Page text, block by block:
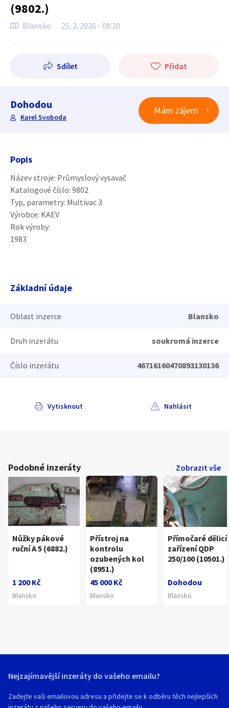
(9802.)
Blansko 25. 2. 2026 - 08:20
Sdílet Přidat
Dohodou
Karel Svoboda
Mám zájem
Popis
Název stroje: Průmyslový vysavač
Katalogové číslo: 9802
Typ, parametry: Multivac 3
Výrobce: KAEV
Rok výroby:
1983
Základní údaje
Oblast inzerce Blansko
Druh inzerátu soukromá inzerce
Číslo inzerátu 46716160470893130136
Vytisknout Nahlásit
Podobné inzeráty Zobrazit vše
Nůžky pákové
ruční A 5 (6882.)
1 200 Kč
Blansko
Přístroj na
kontrolu
ozubených kol
(8951.)
45 000 Kč
Blansko
Přímočaré dělicí
zařízení QDP
250/100 (10501.)
Dohodou
Blansko
Nejzajímavější inzeráty do vašeho emailu?
Zadejte vaši emailovou adresu a přidejte se k odběru těch nejlepších